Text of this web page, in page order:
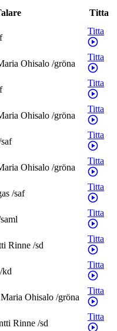
Titta
Titta
Ohisalo /gröna
Titta
Titta
Ohisalo /gröna
Titta
saf
Titta
Ohisalo /gröna
Titta
/saf
Titta
saml
Titta
Rinne /sd
Titta
/kd
Titta
Maria Ohisalo /gröna
Titta
Rinne /sd
Titta